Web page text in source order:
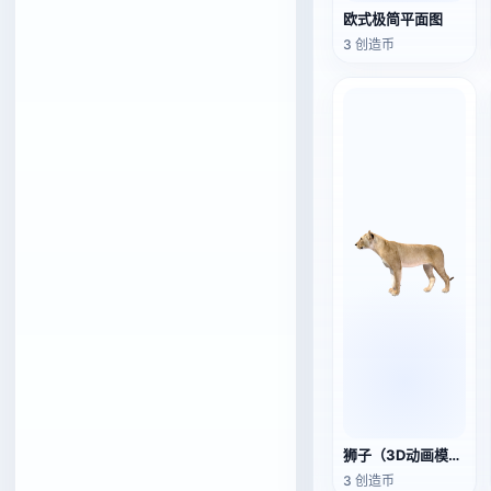
欧式极简平面图
3 创造币
狮子（3D动画模型）
3 创造币